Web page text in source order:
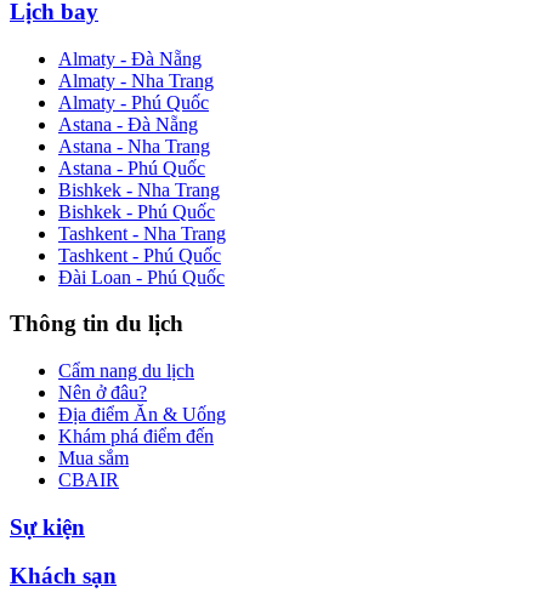
Lịch bay
Almaty - Đà Nẵng
Almaty - Nha Trang
Almaty - Phú Quốc
Astana - Đà Nẵng
Astana - Nha Trang
Astana - Phú Quốc
Bishkek - Nha Trang
Bishkek - Phú Quốc
Tashkent - Nha Trang
Tashkent - Phú Quốc
Đài Loan - Phú Quốc
Thông tin du lịch
Cẩm nang du lịch
Nên ở đâu?
Địa điểm Ăn & Uống
Khám phá điểm đến
Mua sắm
CBAIR
Sự kiện
Khách sạn